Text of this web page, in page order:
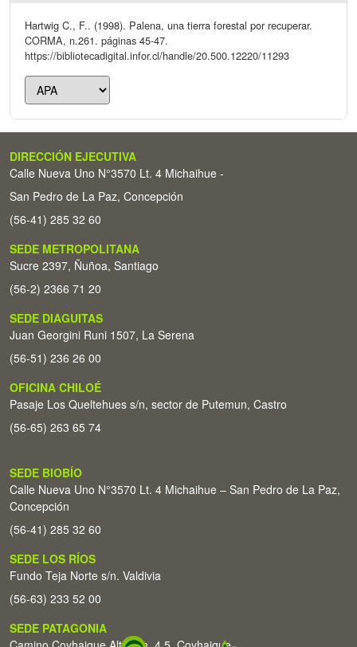
Hartwig C., F.. (1998). Palena, una tierra forestal por recuperar.
CORMA, n.261. páginas 45-47.
https://bibliotecadigital.infor.cl/handle/20.500.12220/11293
DIRECCIÓN EJECUTIVA
Calle Nueva Uno N°3570 Lt. 4 Michaihue -
San Pedro de La Paz, Concepción
(56-41) 285 32 60
SEDE METROPOLITANA
Sucre 2397, Ñuñoa, Santiago
(56-2) 2366 71 20
SEDE DIAGUITAS
Juan Georgini Runi 1507, La Serena
(56-51) 236 26 00
OFICINA CHILOÉ
Pasaje Los Queltehues s/n, sector de Putemun, Castro
(56-65) 263 65 74
SEDE BIOBÍO
Calle Nueva Uno N°3570 Lt. 4 Michaihue – San Pedro de La Paz,
Concepción
(56-41) 285 32 60
SEDE LOS RÍOS
Fundo Teja Norte s/n. Valdivia
(56-63) 233 52 00
SEDE PATAGONIA